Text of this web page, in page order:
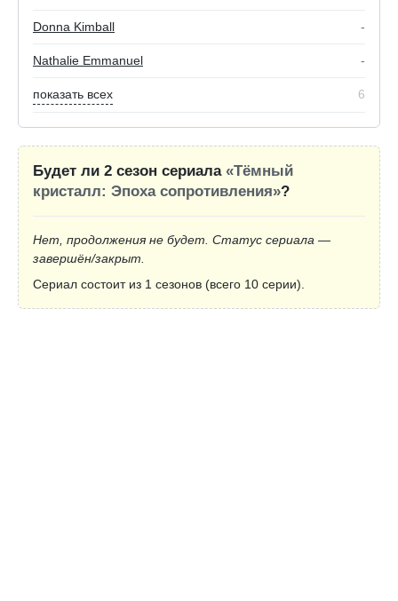
Donna Kimball -
Nathalie Emmanuel -
показать всех 6
Будет ли 2 сезон сериала «Тёмный
кристалл: Эпоха сопротивления»?
Нет, продолжения не будет. Статус сериала —
завершён/закрыт.
Сериал состоит из 1 сезонов (всего 10 серии).